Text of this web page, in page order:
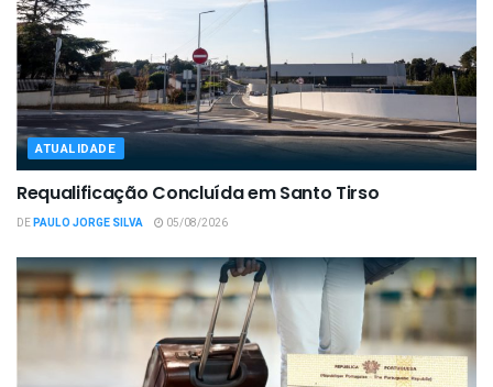
ATUALIDADE
Requalificação Concluída em Santo Tirso
DEPAULO JORGE SILVA 05/08/2026